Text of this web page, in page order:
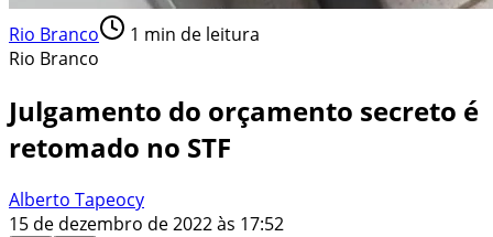
Rio Branco 1 min de leitura
Rio Branco
Julgamento do orçamento secreto é
retomado no STF
Alberto Tapeocy
15 de dezembro de 2022 às 17:52